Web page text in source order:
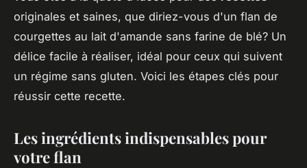
originales et saines, que diriez-vous d'un flan de
courgettes au lait d'amande sans farine de blé? Un
délice facile à réaliser, idéal pour ceux qui suivent
un régime sans gluten. Voici les étapes clés pour
réussir cette recette.
Les ingrédients indispensables pour
votre flan